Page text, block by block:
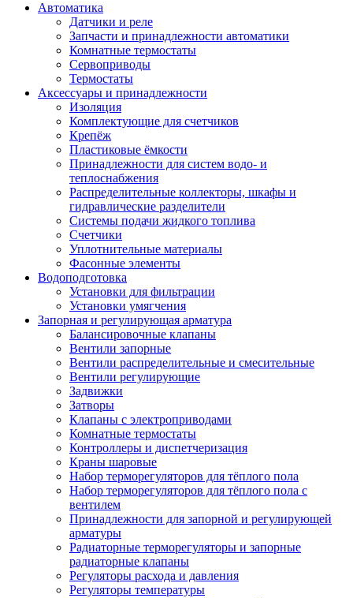
Автоматика
Датчики и реле
Запчасти и принадлежности автоматики
Комнатные термостаты
Сервоприводы
Термостаты
Аксессуары и принадлежности
Изоляция
Комплектующие для счетчиков
Крепёж
Пластиковые ёмкости
Принадлежности для систем водо- и
теплоснабжения
Распределительные коллекторы, шкафы и
гидравлические разделители
Системы подачи жидкого топлива
Счетчики
Уплотнительные материалы
Фасонные элементы
Водоподготовка
Установки для фильтрации
Установки умягчения
Запорная и регулирующая арматура
Балансировочные клапаны
Вентили запорные
Вентили распределительные и смесительные
Вентили регулирующие
Задвижки
Затворы
Клапаны с электроприводами
Комнатные термостаты
Контроллеры и диспетчеризация
Краны шаровые
Набор терморегуляторов для тёплого пола
Набор терморегуляторов для тёплого пола с
вентилем
Принадлежности для запорной и регулирующей
арматуры
Радиаторные терморегуляторы и запорные
радиаторные клапаны
Регуляторы расхода и давления
Регуляторы температуры